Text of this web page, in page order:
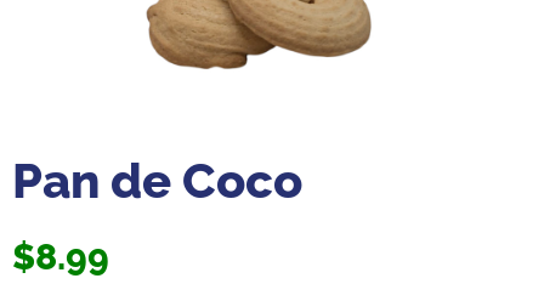
Pan de Coco
$8.99